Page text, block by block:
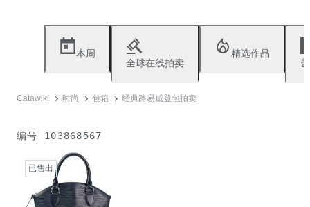
本周
全球在线拍卖
精选作品
Catawiki 时尚 包箱 经典路易威登包拍卖
编号 103868567
已售出